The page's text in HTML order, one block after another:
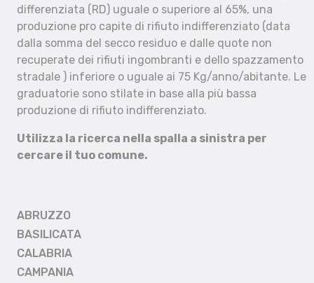
differenziata (RD) uguale o superiore al 65%, una
produzione pro capite di rifiuto indifferenziato (data
dalla somma del secco residuo e dalle quote non
recuperate dei rifiuti ingombranti e dello spazzamento
stradale ) inferiore o uguale ai 75 Kg/anno/abitante. Le
graduatorie sono stilate in base alla più bassa
produzione di rifiuto indifferenziato.
Utilizza la ricerca nella spalla a sinistra per
cercare il tuo comune.
ABRUZZO
BASILICATA
CALABRIA
CAMPANIA